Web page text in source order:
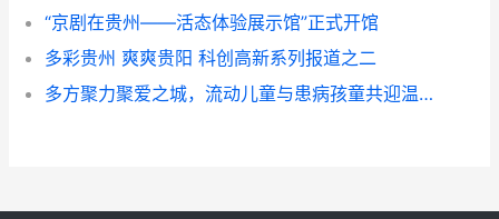
“京剧在贵州——活态体验展示馆”正式开馆
多彩贵州 爽爽贵阳 科创高新系列报道之二
多方聚力聚爱之城，流动儿童与患病孩童共迎温暖六一